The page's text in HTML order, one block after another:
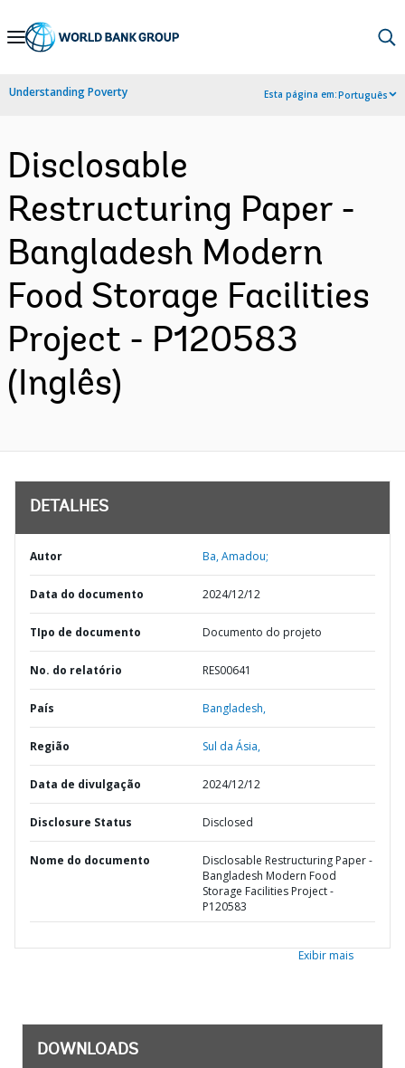
Skip
Navigation
Understanding Poverty Esta página em:Português
Disclosable
Restructuring Paper -
Bangladesh Modern
Food Storage Facilities
Project - P120583
(Inglês)
DETALHES
Autor Ba, Amadou;
Data do documento 2024/12/12
TIpo de documento Documento do projeto
No. do relatório RES00641
País Bangladesh,
Região Sul da Ásia,
Data de divulgação 2024/12/12
Disclosure Status Disclosed
Nome do documento
Disclosable Restructuring Paper -
Bangladesh Modern Food
Storage Facilities Project -
P120583
Exibir mais
DOWNLOADS